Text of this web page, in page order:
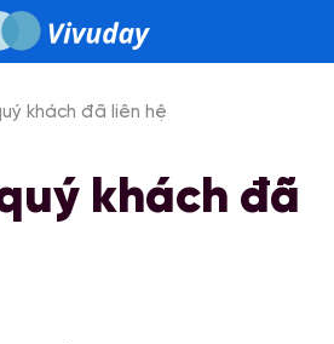
khách đã liên hệ
khách đã